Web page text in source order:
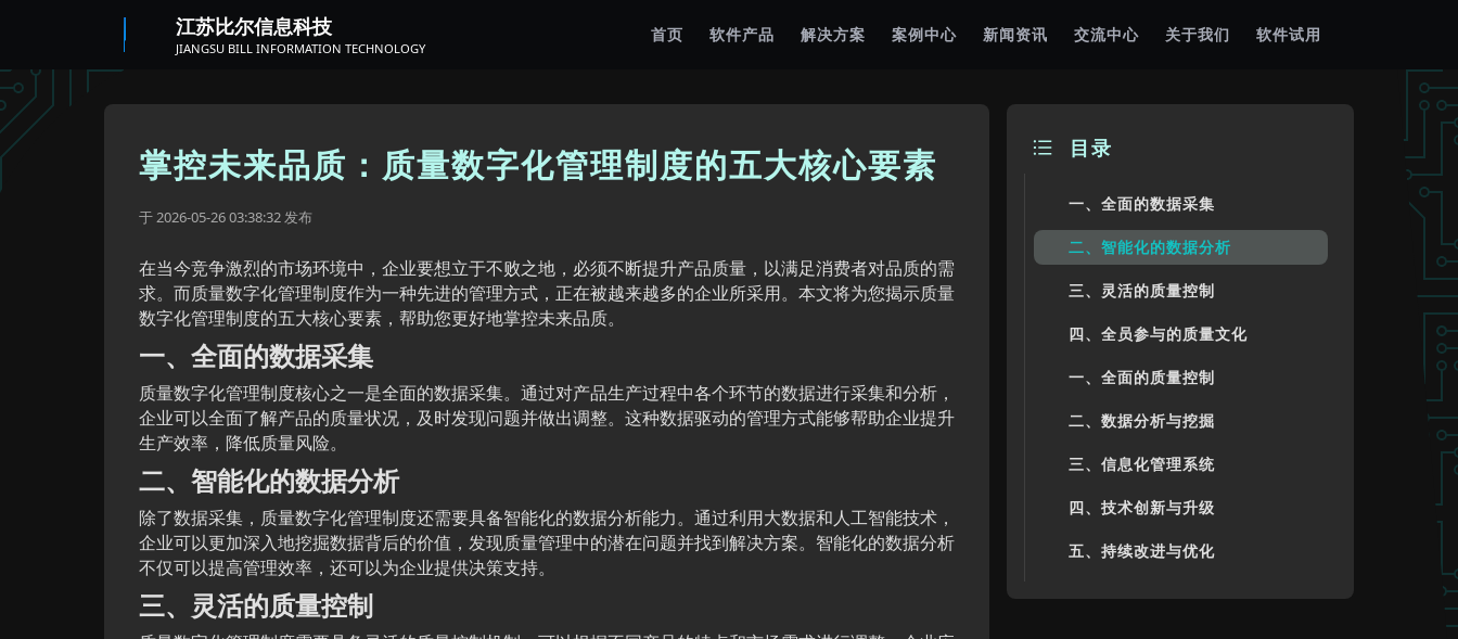
江苏比尔信息科技
JIANGSU BILL INFORMATION TECHNOLOGY
首页 软件产品 解决方案 案例中心 新闻资讯 交流中心 关于我们 软件试用
掌控未来品质：质量数字化管理制度的五大核心要素
于2026-05-26 03:38:32 发布
在当今竞争激烈的市场环境中，企业要想立于不败之地，必须不断提升产品质量，以满足消费者对品质的需
求。而质量数字化管理制度作为一种先进的管理方式，正在被越来越多的企业所采用。本文将为您揭示质量
数字化管理制度的五大核心要素，帮助您更好地掌控未来品质。
一、全面的数据采集
质量数字化管理制度核心之一是全面的数据采集。通过对产品生产过程中各个环节的数据进行采集和分析，
企业可以全面了解产品的质量状况，及时发现问题并做出调整。这种数据驱动的管理方式能够帮助企业提升
生产效率，降低质量风险。
二、智能化的数据分析
除了数据采集，质量数字化管理制度还需要具备智能化的数据分析能力。通过利用大数据和人工智能技术，
企业可以更加深入地挖掘数据背后的价值，发现质量管理中的潜在问题并找到解决方案。智能化的数据分析
不仅可以提高管理效率，还可以为企业提供决策支持。
三、灵活的质量控制
目录
一、全面的数据采集
二、智能化的数据分析
三、灵活的质量控制
四、全员参与的质量文化
一、全面的质量控制
二、数据分析与挖掘
三、信息化管理系统
四、技术创新与升级
五、持续改进与优化